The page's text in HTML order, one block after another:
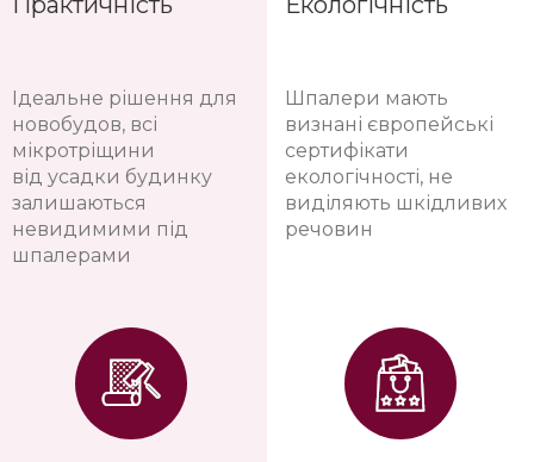
Ідеальне рішення для
новобудов, всі
мікротріщини
від усадки будинку
залишаються
невидимими під
шпалерами
Шпалери мають
визнані європейські
сертифікати
екологічності, не
виділяють шкідливих
речовин